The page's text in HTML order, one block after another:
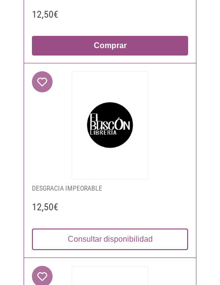
12,50€
Comprar
DESGRACIA IMPEORABLE
12,50€
Consultar disponibilidad